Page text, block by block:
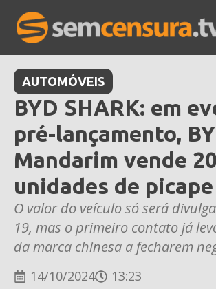
AUTOMÓVEIS
BYD SHARK: em
pré-lançamento,
Mandarim vende 20
unidades de
O valor do veículo só será
19, mas o primeiro contato já
da marca chinesa a fecharem
14/10/2024 13:23